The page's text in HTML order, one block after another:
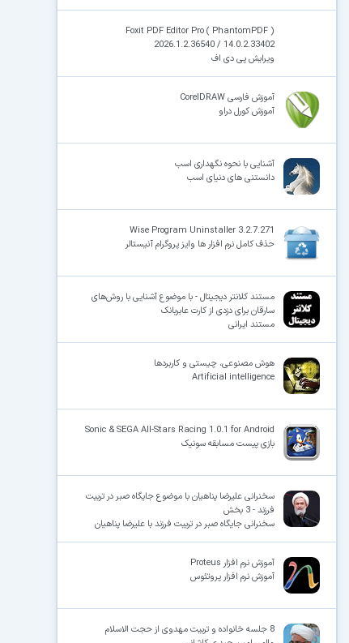
Foxit PDF Editor Pro ( PhantomPDF )
2026.1.2.36540 / 14.0.2.33402
ویرایش پی دی اف
آموزش فارسی CorelDRAW
آموزش کورل دراو
آشنایی با نحوه نگهداری اسب
دانستنی های دنیای اسب
Wise Program Uninstaller 3.2.7.271
حذف کامل نرم افزار ها وایز پروگرام آنیستالر
مستند کلانتر دیجیتال - با موضوع آشنایی با روش‌های
سارقان برای دزدی از کارت عابربانک
مستند ایرانی
هوش مصنوعی، چیستی و کاربردها
Artificial intelligence
Sonic & SEGA All-Stars Racing 1.0.1 for Android
بازی پیست مسابقه سونیک
سخنرانی علیرضا پناهیان با موضوع جایگاه صبر در تربیت
فرزند - 3 بخش
سخنرانی جایگاه صبر در تربیت فرزند با علیرضا پناهیان
آموزش نرم افزار Proteus
آموزش نرم افزار پروتئوس
8 جلسه خانواده و تربیت مهدوی از حجت الاسلام